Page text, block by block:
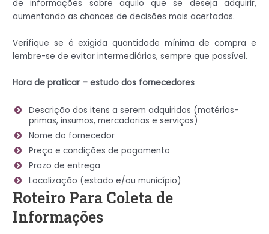
de informações sobre aquilo que se deseja adquirir,
aumentando as chances de decisões mais acertadas.
Verifique se é exigida quantidade mínima de compra e
lembre-se de evitar intermediários, sempre que possível.
Hora de praticar – estudo dos fornecedores
Descrição dos itens a serem adquiridos (matérias-
primas, insumos, mercadorias e serviços)
Nome do fornecedor
Preço e condições de pagamento
Prazo de entrega
Localização (estado e/ou município)
Roteiro Para Coleta de
Informações